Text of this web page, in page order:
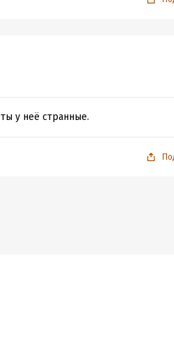
у неё странные.